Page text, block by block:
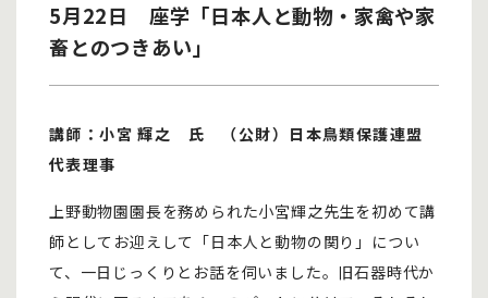
5月22日 座学「日本人と動物・家禽や家
畜とのつきあい」
講師：小宮 輝之 氏 （公財）日本鳥類保護連盟
代表理事
上野動物園園長を務められた小宮輝之先生を初めて講
師としてお迎えして「日本人と動物の関り」につい
て、一日じっくりとお話を伺いました。旧石器時代か